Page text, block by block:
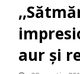
aur și